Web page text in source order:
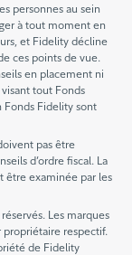
personnes au sein
à tout moment en
et Fidelity décline
ces points de vue.
en placement ni
tout Fonds
Fonds Fidelity sont
pas être
d’ordre fiscal. La
être examinée par les
Les marques
respectif.
de Fidelity